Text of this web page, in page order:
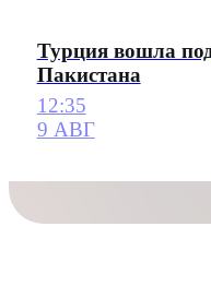
Турция вошла
Пакистана
12:35
9 АВГ